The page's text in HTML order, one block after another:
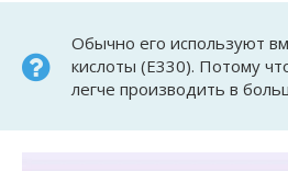
Обычно его используют
кислоты (Е330). Потому
легче производить в